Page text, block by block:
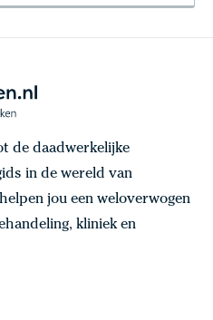
de daadwerkelijke
in de wereld van
jou een weloverwogen
kliniek en